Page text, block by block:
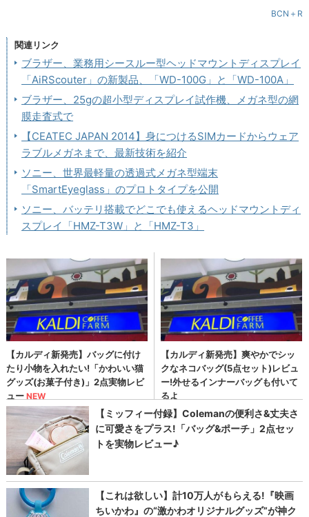
BCN＋R
関連リンク
ブラザー、業務用シースルー型ヘッドマウントディスプレイ
「AiRScouter」の新製品、「WD-100G」と「WD-100A」
ブラザー、25gの超小型ディスプレイ試作機、メガネ型の網
膜走査式で
【CEATEC JAPAN 2014】身につけるSIMカードからウェア
ラブルメガネまで、最新技術を紹介
ソニー、世界最軽量の透過式メガネ型端末
「SmartEyeglass」のプロトタイプを公開
ソニー、バッテリ搭載でどこでも使えるヘッドマウントディ
スプレイ「HMZ-T3W」と「HMZ-T3」